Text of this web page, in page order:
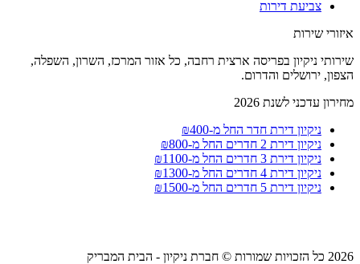
צביעת דירות
איזורי שירות
שירותי ניקיון בפריסה ארצית רחבה, כל אזור המרכז, השרון, השפלה,
הצפון, ירושלים והדרום.
מחירון עדכני לשנת 2026
ניקיון דירת חדר החל מ-₪400
ניקיון דירת 2 חדרים החל מ-₪800
ניקיון דירת 3 חדרים החל מ-₪1100
ניקיון דירת 4 חדרים החל מ-₪1300
ניקיון דירת 5 חדרים החל מ-₪1500
2026 כל הזכויות שמורות © חברת ניקיון - הבית המבריק